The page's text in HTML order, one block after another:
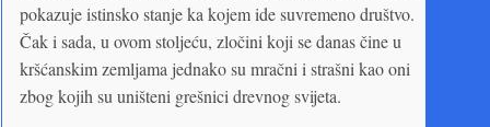
pokazuje istinsko stanje ka kojem ide suvremeno društvo.
Čak i sada, u ovom stoljeću, zločini koji se danas čine u
kršćanskim zemljama jednako su mračni i strašni kao oni
zbog kojih su uništeni grešnici drevnog svijeta.